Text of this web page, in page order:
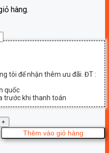
hàng.
tôi để nhận thêm ưu đãi. ĐT :
quốc
trước khi thanh toán
Thêm vào giỏ hàng